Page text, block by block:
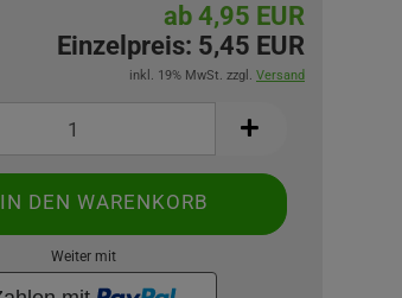
ab 4,95 EUR
Einzelpreis: 5,45 EUR
inkl. 19% MwSt. zzgl. Versand
IN DEN WARENKORB
Weiter mit